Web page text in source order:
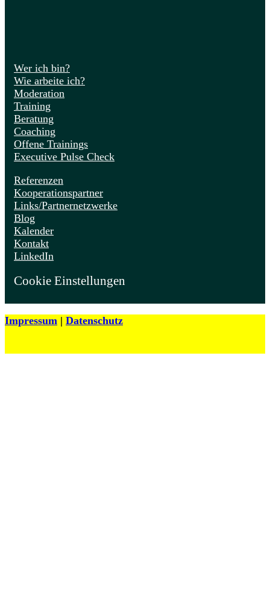
Wer ich bin?
Wie arbeite ich?
Moderation
Training
Beratung
Coaching
Offene Trainings
Executive Pulse Check
Referenzen
Kooperationspartner
Links/Partnernetzwerke
Blog
Kalender
Kontakt
LinkedIn
Cookie Einstellungen
Impressum | Datenschutz